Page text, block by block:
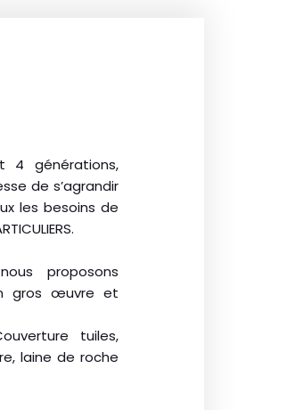
4 générations,
de s’agrandir
les besoins de
proposons
gros œuvre et
tuiles,
laine de roche